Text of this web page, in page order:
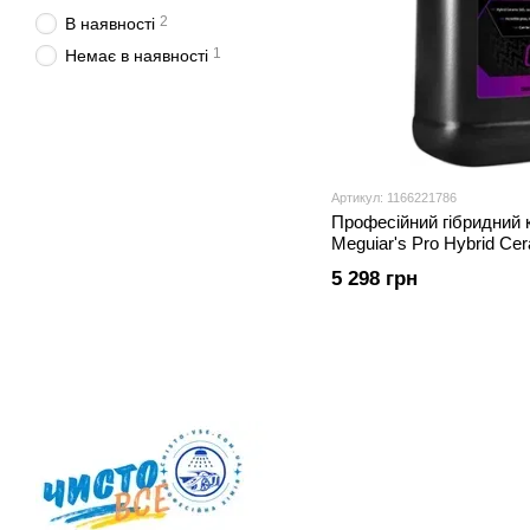
Артикул: 1166221786
Професійний гібридний
Meguiar's Pro Hybrid
5 298 грн
В наявності 2
Немає в наявності 1